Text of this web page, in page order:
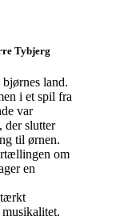
Tybjerg
land.
i et spil fra
var
der slutter
til ørnen.
om
en